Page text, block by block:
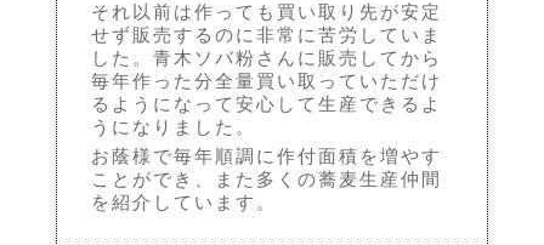
それ以前は作っても買い取り先が安定
せず販売するのに非常に苦労していま
した。青木ソバ粉さんに販売してから
毎年作った分全量買い取っていただけ
るようになって安心して生産できるよ
うになりました。
お蔭様で毎年順調に作付面積を増やす
ことができ、また多くの蕎麦生産仲間
を紹介しています。